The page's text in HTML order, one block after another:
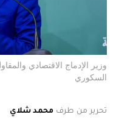
وزير الإدماج الاقتصادي
السكوري
تحرير من طرف محمد شلاي